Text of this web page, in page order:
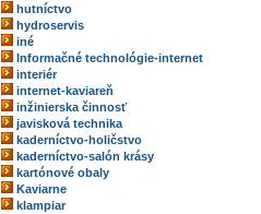
hutníctvo
hydroservis
iné
Informačné technológie-internet
interiér
internet-kaviareň
inžinierska činnosť
javisková technika
kaderníctvo-holičstvo
kaderníctvo-salón krásy
kartónové obaly
Kaviarne
klampiar